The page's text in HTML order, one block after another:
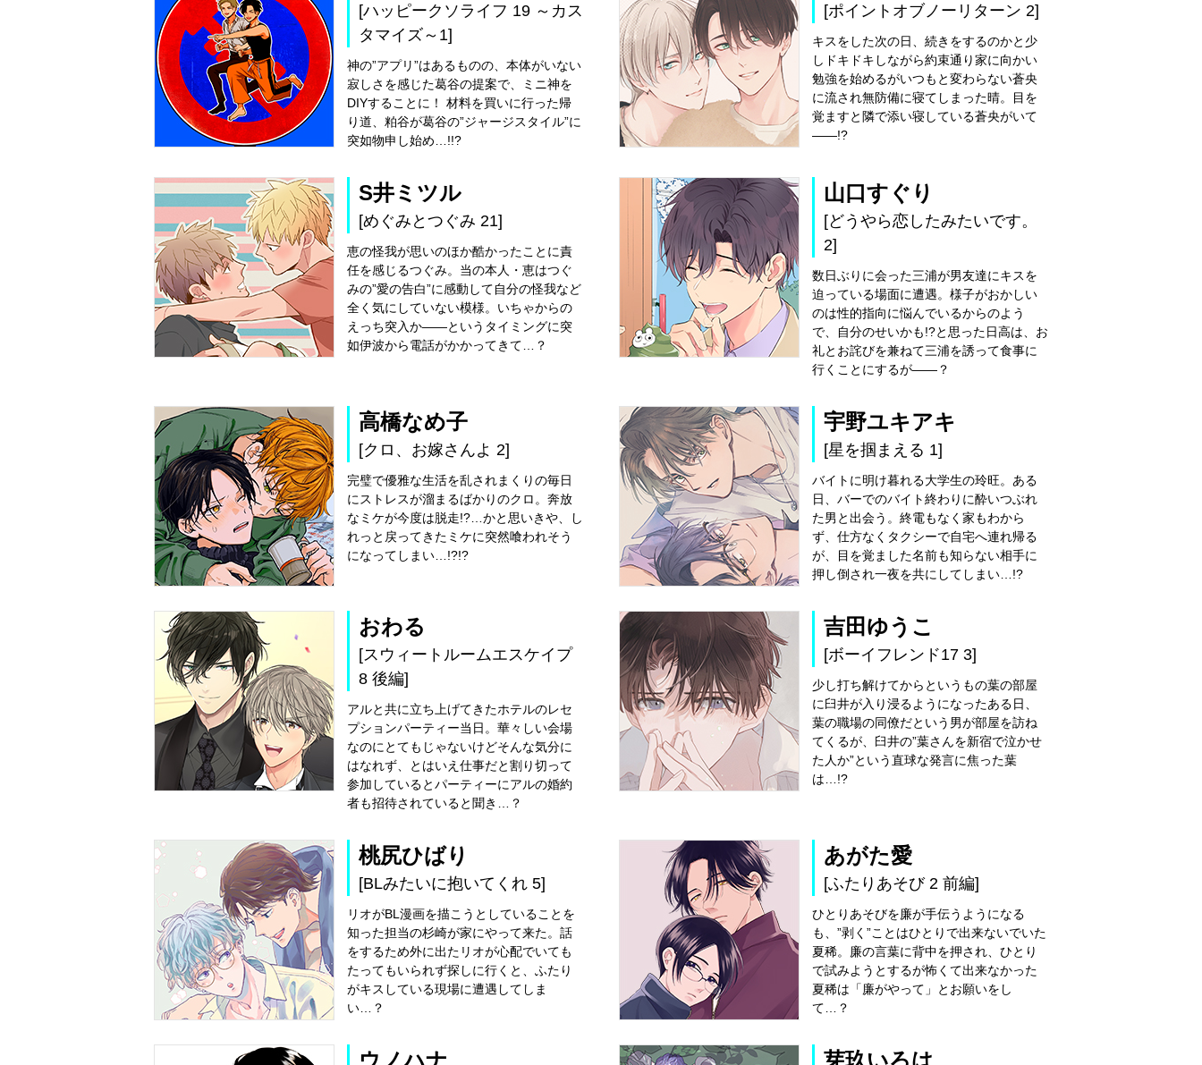
[ハッピークソライフ 19 ～カス
タマイズ～1]
神の”アプリ”はあるものの、本体がいない
寂しさを感じた葛谷の提案で、ミニ神を
DIYすることに！ 材料を買いに行った帰
り道、粕谷が葛谷の”ジャージスタイル”に
突如物申し始め…!!?
[ポイントオブノーリターン 2]
キスをした次の日、続きをするのかと少
しドキドキしながら約束通り家に向かい
勉強を始めるがいつもと変わらない蒼央
に流され無防備に寝てしまった晴。目を
覚ますと隣で添い寝している蒼央がいて
――!?
S井ミツル
[めぐみとつぐみ 21]
恵の怪我が思いのほか酷かったことに責
任を感じるつぐみ。当の本人・恵はつぐ
みの”愛の告白”に感動して自分の怪我など
全く気にしていない模様。いちゃからの
えっち突入か――というタイミングに突
如伊波から電話がかかってきて…？
山口すぐり
[どうやら恋したみたいです。
2]
数日ぶりに会った三浦が男友達にキスを
迫っている場面に遭遇。様子がおかしい
のは性的指向に悩んでいるからのよう
で、自分のせいかも!?と思った日高は、お
礼とお詫びを兼ねて三浦を誘って食事に
行くことにするが――？
高橋なめ子
[クロ、お嫁さんよ 2]
完璧で優雅な生活を乱されまくりの毎日
にストレスが溜まるばかりのクロ。奔放
なミケが今度は脱走!?…かと思いきや、し
れっと戻ってきたミケに突然喰われそう
になってしまい…!?!?
宇野ユキアキ
[星を掴まえる 1]
バイトに明け暮れる大学生の玲旺。ある
日、バーでのバイト終わりに酔いつぶれ
た男と出会う。終電もなく家もわから
ず、仕方なくタクシーで自宅へ連れ帰る
が、目を覚ました名前も知らない相手に
押し倒され一夜を共にしてしまい…!?
おわる
[スウィートルームエスケイプ
8 後編]
アルと共に立ち上げてきたホテルのレセ
プションパーティー当日。華々しい会場
なのにとてもじゃないけどそんな気分に
はなれず、とはいえ仕事だと割り切って
参加しているとパーティーにアルの婚約
者も招待されていると聞き…？
吉田ゆうこ
[ボーイフレンド17 3]
少し打ち解けてからというもの葉の部屋
に臼井が入り浸るようになったある日、
葉の職場の同僚だという男が部屋を訪ね
てくるが、臼井の”葉さんを新宿で泣かせ
た人か”という直球な発言に焦った葉
は…!?
桃尻ひばり
[BLみたいに抱いてくれ 5]
リオがBL漫画を描こうとしていることを
知った担当の杉崎が家にやって来た。話
をするため外に出たリオが心配でいても
たってもいられず探しに行くと、ふたり
がキスしている現場に遭遇してしま
い…？
あがた愛
[ふたりあそび 2 前編]
ひとりあそびを廉が手伝うようになる
も、”剥く”ことはひとりで出来ないでいた
夏稀。廉の言葉に背中を押され、ひとり
で試みようとするが怖くて出来なかった
夏稀は「廉がやって」とお願いをし
て…？
ウノハナ 芽玖いろは